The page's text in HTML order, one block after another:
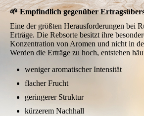
🌱 Empfindlich gegenüber
Eine der größten Herausforderungen bei
Erträge. Die Rebsorte besitzt ihre
Konzentration von Aromen und nicht in
Werden die Erträge zu hoch, entstehen
weniger aromatischer Intensität
flacher Frucht
geringerer Struktur
kürzerem Nachhall